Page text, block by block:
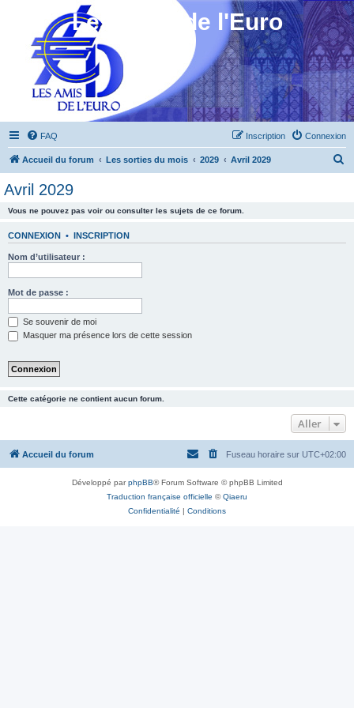
Les Amis de l'Euro
FAQ Connexion
Inscription
Accueil du forum Les sorties du mois 2029 Avril 2029
Avril 2029
Vous ne pouvez pas voir ou consulter les sujets de ce forum.
CONNEXION • INSCRIPTION
Nom d’utilisateur :
Mot de passe :
Se souvenir de moi
Masquer ma présence lors de cette session
Cette catégorie ne contient aucun forum.
Aller
Accueil du forum Fuseau horaire sur UTC+02:00
Développé parphpBB® Forum Software © phpBB Limited
Traduction française officielle ©Qiaeru
Confidentialité | Conditions